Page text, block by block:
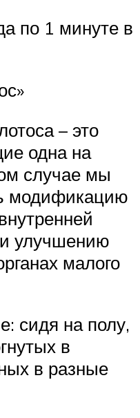
по 1 минуте в
– это
одна на
случае мы
модификацию
улучшению
малого
сидя на полу,
в
в разные